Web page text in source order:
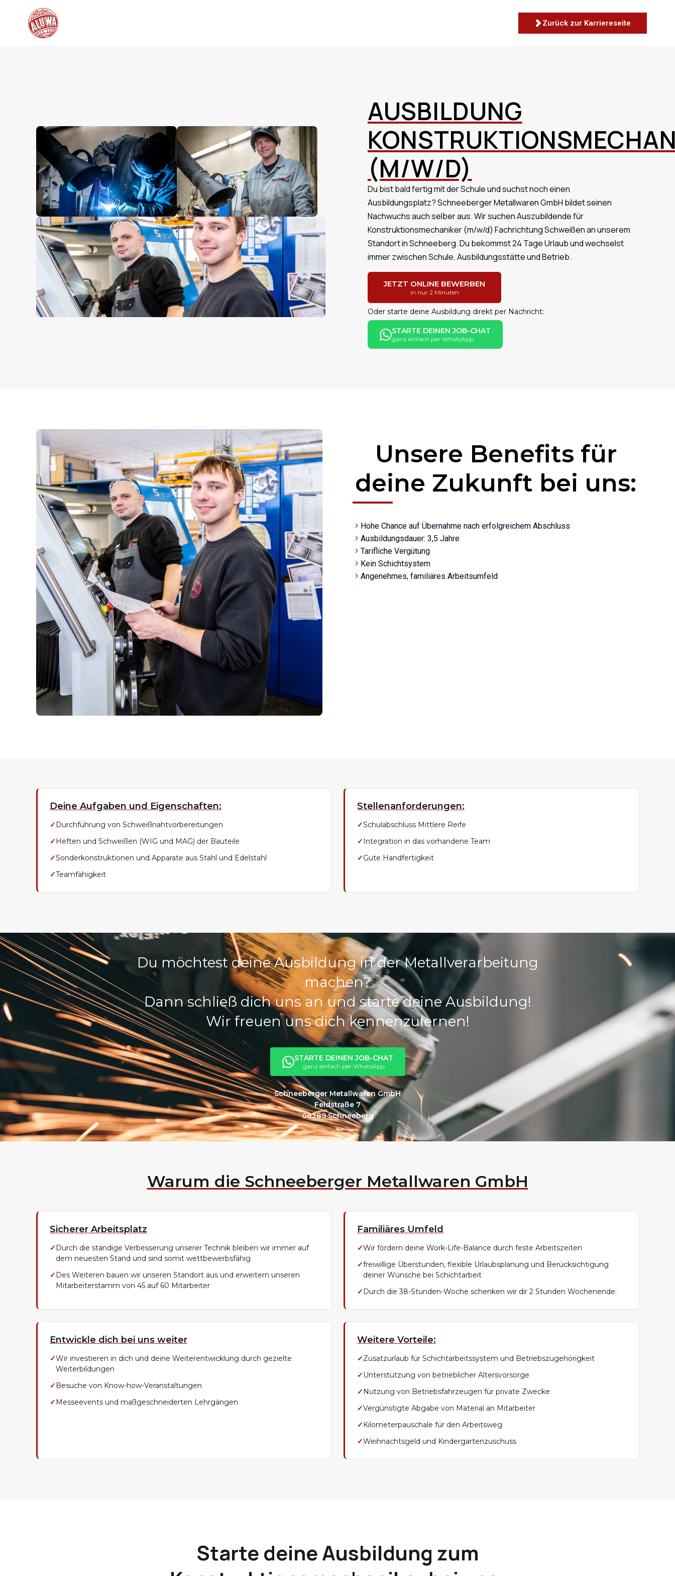
Zurück zur Karriereseite
AUSBILDUNG
(M/W/D)
Du bist bald fertig mit der Schule und suchst noch einen
Ausbildungsplatz? Schneeberger Metallwaren GmbH bildet seinen
Nachwuchs auch selber aus. Wir suchen Auszubildende für
Konstruktionsmechaniker (m/w/d) Fachrichtung Schweißen an unserem
Standort in Schneeberg. Du bekommst 24 Tage Urlaub und wechselst
immer zwischen Schule, Ausbildungsstätte und Betrieb.
JETZT ONLINE BEWERBEN
in nur 2 Minuten
Oder starte deine Ausbildung direkt per Nachricht:
STARTE DEINEN JOB-CHAT
ganz einfach per WhatsApp
Unsere Benefits für
deine Zukunft bei uns:
Hohe Chance auf Übernahme nach erfolgreichem Abschluss
Ausbildungsdauer: 3,5 Jahre
Tarifliche Vergütung
Kein Schichtsystem
Angenehmes, familiäres Arbeitsumfeld
Deine Aufgaben und Eigenschaften:
✓ Durchführung von Schweißnahtvorbereitungen
✓ Heften und Schweißen (WIG und MAG) der Bauteile
✓Sonderkonstruktionen und Apparate aus Stahl und Edelstahl
✓Teamfähigkeit
Stellenanforderungen:
✓Schulabschluss Mittlere Reife
✓ Integration in das vorhandene Team
✓Gute Handfertigkeit
Du möchtest deine Ausbildung in der Metallverarbeitung
machen?
Dann schließ dich uns an und starte deine Ausbildung!
Wir freuen uns dich kennenzulernen!
STARTE DEINEN JOB-CHAT
ganz einfach per WhatsApp
Schneeberger Metallwaren GmbH
Feldstraße 7
08289 Schneeberg
Warum die Schneeberger Metallwaren GmbH
Sicherer Arbeitsplatz
✓ Durch die ständige Verbesserung unserer Technik bleiben wir immer auf
dem neuesten Stand und sind somit wettbewerbsfähig
✓ Des Weiteren bauen wir unseren Standort aus und erweitern unseren
Mitarbeiterstamm von 45 auf 60 Mitarbeiter
Familiäres Umfeld
✓Wir fördern deine Work-Life-Balance durch feste Arbeitszeiten
✓freiwillige Überstunden, flexible Urlaubsplanung und Berücksichtigung
deiner Wünsche bei Schichtarbeit
✓ Durch die 38-Stunden-Woche schenken wir dir 2 Stunden Wochenende.
Entwickle dich bei uns weiter
✓Wir investieren in dich und deine Weiterentwicklung durch gezielte
Weiterbildungen
✓ Besuche von Know-how-Veranstaltungen
✓ Messeevents und maßgeschneiderten Lehrgängen
Weitere Vorteile:
✓Zusatzurlaub für Schichtarbeitssystem und Betriebszugehörigkeit
✓ Unterstützung von betrieblicher Altersvorsorge
✓ Nutzung von Betriebsfahrzeugen für private Zwecke
✓Vergünstigte Abgabe von Material an Mitarbeiter
✓ Kilometerpauschale für den Arbeitsweg
✓Weihnachtsgeld und Kindergartenzuschuss
Starte deine Ausbildung zum